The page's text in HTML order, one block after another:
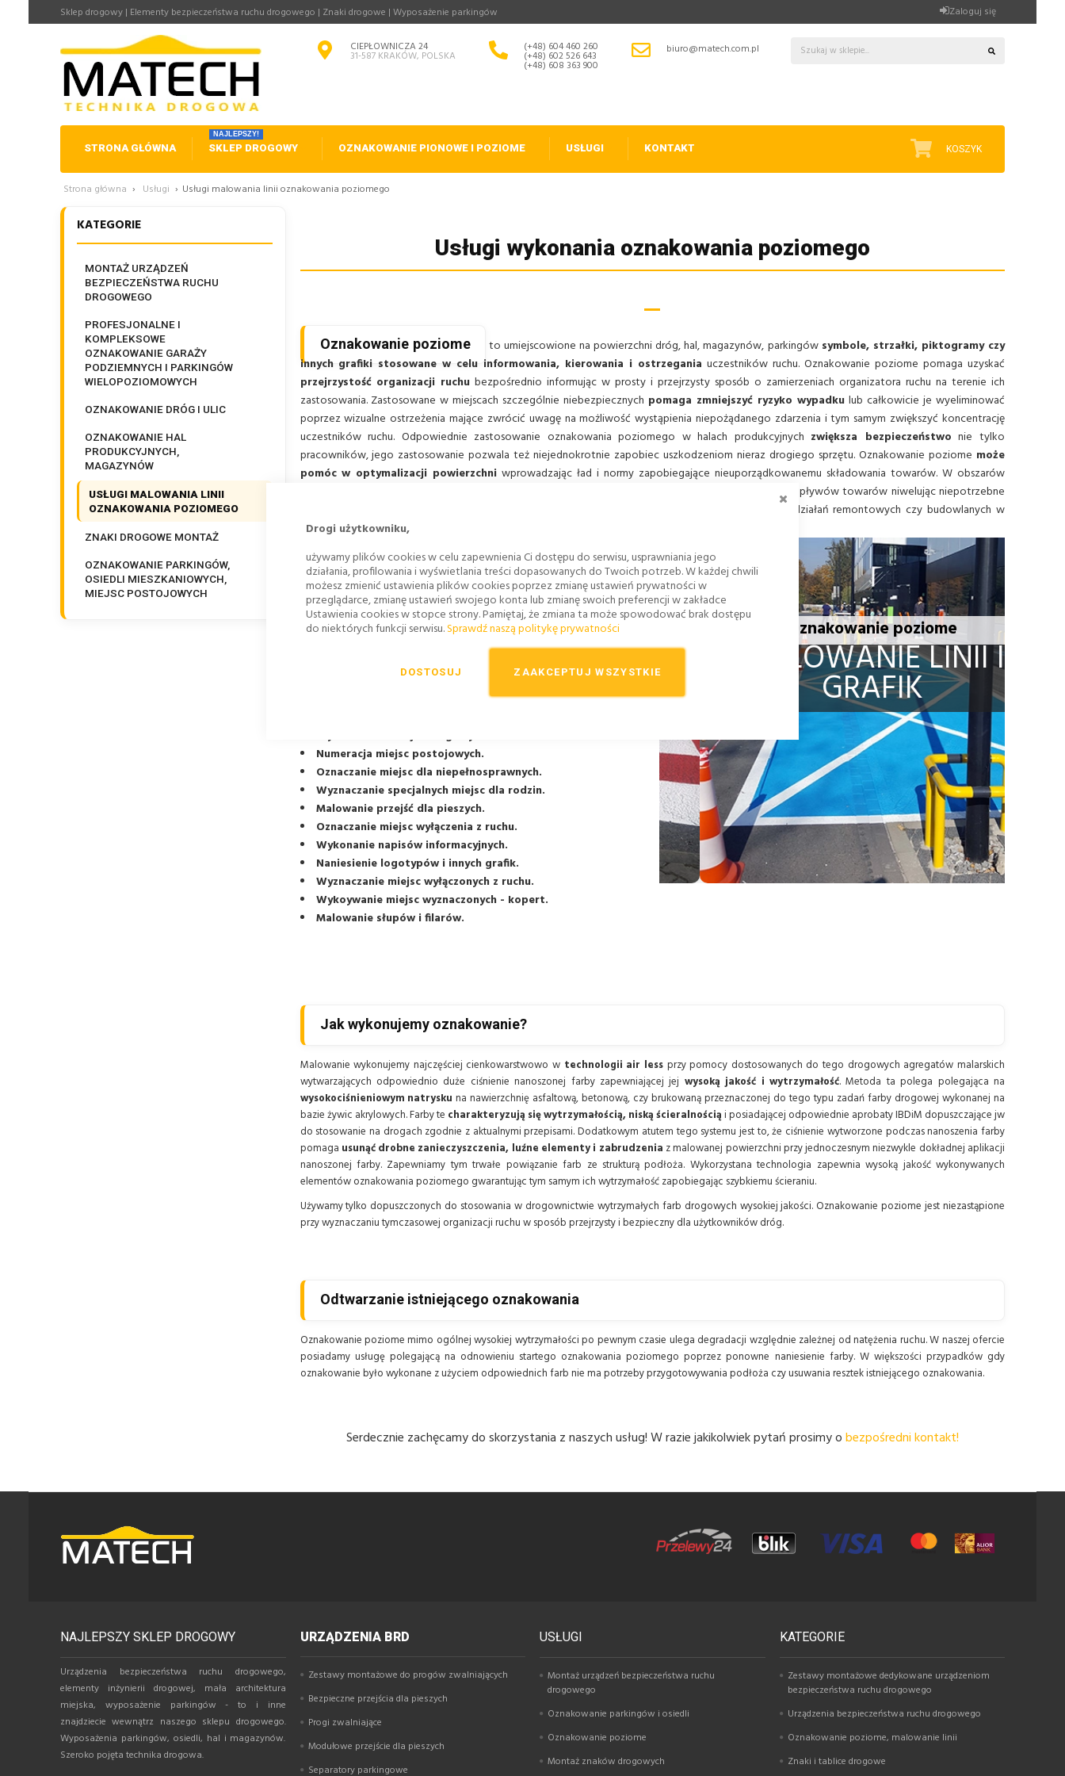
ZAMKNIJ
Drogi użytkowniku,
używamy plików cookies w celu zapewnienia Ci dostępu do serwisu, usprawniania jego
działania, profilowania i wyświetlania treści dopasowanych do Twoich potrzeb. W każdej chwili
możesz zmienić ustawienia plików cookies poprzez zmianę ustawień prywatności w
przeglądarce, zmianę ustawień swojego konta lub zmianę swoich preferencji w zakładce
Ustawienia cookies w stopce strony. Pamiętaj, że zmiana ta może spowodować brak dostępu
do niektórych funkcji serwisu.Sprawdź naszą politykę prywatności
ZAAKCEPTUJ WSZYSTKIE
DOSTOSUJ
Sklep drogowy | Elementy bezpieczeństwa ruchu drogowego | Znaki drogowe | Wyposażenie parkingów Zaloguj się
CIEPŁOWNICZA 24
31-587 KRAKÓW, POLSKA
(+48) 604 460 260
(+48) 602 526 643
(+48) 608 363 900
biuro@matech.com.pl
STRONA GŁÓWNA SKLEP DROGOWY
NAJLEPSZY!
OZNAKOWANIE PIONOWE I POZIOME USŁUGI KONTAKT KOSZYK
Strona główna › Usługi › Usługi malowania linii oznakowania poziomego
Usługi wykonania oznakowania poziomego
Oznakowanie poziome to umiejscowione na powierzchni dróg, hal, magazynów, parkingów symbole, strzałki, piktogramy czy
innych grafiki stosowane w celu informowania, kierowania i ostrzegania uczestników ruchu. Oznakowanie poziome pomaga uzyskać
przejrzystość organizacji ruchu bezpośrednio informując w prosty i przejrzysty sposób o zamierzeniach organizatora ruchu na terenie ich
zastosowania. Zastosowane w miejscach szczególnie niebezpiecznych pomaga zmniejszyć ryzyko wypadku lub całkowicie je wyeliminować
poprzez wizualne ostrzeżenia mające zwrócić uwagę na możliwość wystąpienia niepożądanego zdarzenia i tym samym zwiększyć koncentrację
uczestników ruchu. Odpowiednie zastosowanie oznakowania poziomego w halach produkcyjnych zwiększa bezpieczeństwo nie tylko
pracowników, jego zastosowanie pozwala też niejednokrotnie zapobiec uszkodzeniom nieraz drogiego sprzętu. Oznakowanie poziome może
pomóc w optymalizacji powierzchni wprowadzając ład i normy zapobiegające nieuporządkowanemu składowania towarów. W obszarów
wielu procesów poprzez uporządkowanie przepływów towarów niwelując niepotrzebne
przestoje. Oznakowanie poziome pozwala też na tymczasową zmianę organizacji ruchu w trakcie działań remontowych czy budowlanych w
sposób przejrzysty i bezpieczny dla uczestników ruchu.
Przykłady zastosowania oznakowania
poziomego:
wyznaczaniu między innymi:
Wyznaczanie skrajni drogowych.
Numeracja miejsc postojowych.
Oznaczanie miejsc dla niepełnosprawnych.
Wyznaczanie specjalnych miejsc dla rodzin.
Malowanie przejść dla pieszych.
Oznaczanie miejsc wyłączenia z ruchu.
Wykonanie napisów informacyjnych.
Naniesienie logotypów i innych grafik.
Wyznaczanie miejsc wyłączonych z ruchu.
Wykoywanie miejsc wyznaczonych - kopert.
Malowanie słupów i filarów.
Oznakowanie poziome
MALOWANIE LINII I
GRAFIK
Oznakowanie poziome
MALOWANIE LINII I
GRAFIK
Jak wykonujemy oznakowanie?
Malowanie wykonujemy najczęściej cienkowarstwowo w technologii air lessprzy pomocy dostosowanych do tego drogowych agregatów malarskich
wytwarzających odpowiednio duże ciśnienie nanoszonej farby zapewniającej jej wysoką jakość i wytrzymałość. Metoda ta polega polegająca na
wysokociśnieniowym natrysku na nawierzchnię asfaltową, betonową, czy brukowaną przeznaczonej do tego typu zadań farby drogowej wykonanej na
bazie żywic akrylowych. Farby te charakteryzują się wytrzymałością, niską ścieralnościąi posiadającej odpowiednie aprobaty IBDiM dopuszczające jw
do stosowanie na drogach zgodnie z aktualnymi przepisami. Dodatkowym atutem tego systemu jest to, że ciśnienie wytworzone podczas nanoszenia farby
pomaga usunąć drobne zanieczyszczenia, luźne elementy i zabrudzenia z malowanej powierzchni przy jednoczesnym niezwykle dokładnej aplikacji
nanoszonej farby. Zapewniamy tym trwałe powiązanie farb ze strukturą podłoża. Wykorzystana technologia zapewnia wysoką jakość wykonywanych
elementów oznakowania poziomego gwarantując tym samym ich wytrzymałość zapobiegając szybkiemu ścieraniu.
Używamy tylko dopuszczonych do stosowania w drogownictwie wytrzymałych farb drogowych wysokiej jakości. Oznakowanie poziome jest niezastąpione
przy wyznaczaniu tymczasowej organizacji ruchu w sposób przejrzysty i bezpieczny dla użytkowników dróg.
Odtwarzanie istniejącego oznakowania
Oznakowanie poziome mimo ogólnej wysokiej wytrzymałości po pewnym czasie ulega degradacji względnie zależnej od natężenia ruchu. W naszej ofercie
posiadamy usługę polegającą na odnowieniu startego oznakowania poziomego poprzez ponowne naniesienie farby. W większości przypadków gdy
oznakowanie było wykonane z użyciem odpowiednich farb nie ma potrzeby przygotowywania podłoża czy usuwania resztek istniejącego oznakowania.
Serdecznie zachęcamy do skorzystania z naszych usług! W razie jakikolwiek pytań prosimy obezpośredni kontakt!
KATEGORIE
MONTAŻ URZĄDZEŃ
BEZPIECZEŃSTWA RUCHU
DROGOWEGO
PROFESJONALNE I
KOMPLEKSOWE
OZNAKOWANIE GARAŻY
PODZIEMNYCH I PARKINGÓW
WIELOPOZIOMOWYCH
OZNAKOWANIE DRÓG I ULIC
OZNAKOWANIE HAL
PRODUKCYJNYCH,
MAGAZYNÓW
USŁUGI MALOWANIA LINII
OZNAKOWANIA POZIOMEGO
ZNAKI DROGOWE MONTAŻ
OZNAKOWANIE PARKINGÓW,
OSIEDLI MIESZKANIOWYCH,
MIEJSC POSTOJOWYCH
NAJLEPSZY SKLEP DROGOWY
Urządzenia bezpieczeństwa ruchu drogowego,
elementy inżynierii drogowej, mała architektura
miejska, wyposażenie parkingów - to i inne
znajdziecie wewnątrz naszego sklepu drogowego.
Wyposażenia parkingów, osiedli, hal i magazynów.
Szeroko pojęta technika drogowa.
URZĄDZENIA BRD
Zestawy montażowe do progów zwalniających
Bezpieczne przejścia dla pieszych
Progi zwalniające
Modułowe przejście dla pieszych
Separatory parkingowe
USŁUGI
Montaż urządzeń bezpieczeństwa ruchu
drogowego
Oznakowanie parkingów i osiedli
Oznakowanie poziome
Montaż znaków drogowych
KATEGORIE
Zestawy montażowe dedykowane urządzeniom
bezpieczeństwa ruchu drogowego
Urządzenia bezpieczeństwa ruchu drogowego
Oznakowanie poziome, malowanie linii
Znaki i tablice drogowe